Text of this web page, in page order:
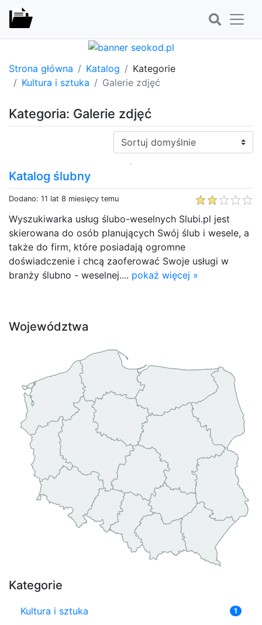
Strona główna Katalog
Kategorie
Kultura i sztuka
Galerie zdjęć
Kategoria: Galerie zdjęć
Sortuj:
Katalog ślubny
Dodano: 11 lat 8 miesięcy temu
Wyszukiwarka usług ślubo-weselnych Slubi.pl jest
skierowana do osób planujących Swój ślub i wesele, a
także do firm, które posiadają ogromne
doświadczenie i chcą zaoferować Swoje usługi w
branży ślubno - weselnej.... pokaż więcej »
Województwa
Kategorie
Kultura i sztuka 1